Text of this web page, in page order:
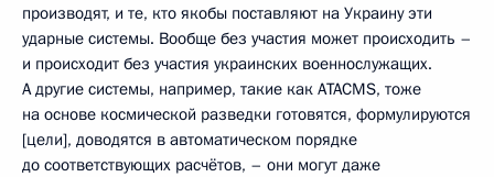
производят, и те, кто якобы поставляют на Украину эти
ударные системы. Вообще без участия может происходить –
и происходит без участия украинских военнослужащих.
А другие системы, например, такие как ATACMS, тоже
на основе космической разведки готовятся, формулируются
[цели], доводятся в автоматическом порядке
до соответствующих расчётов, – они могут даже